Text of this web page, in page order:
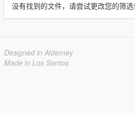
没有找到的文件，请尝试更改您的筛选
Designed in Alderney
Made in Los Santos